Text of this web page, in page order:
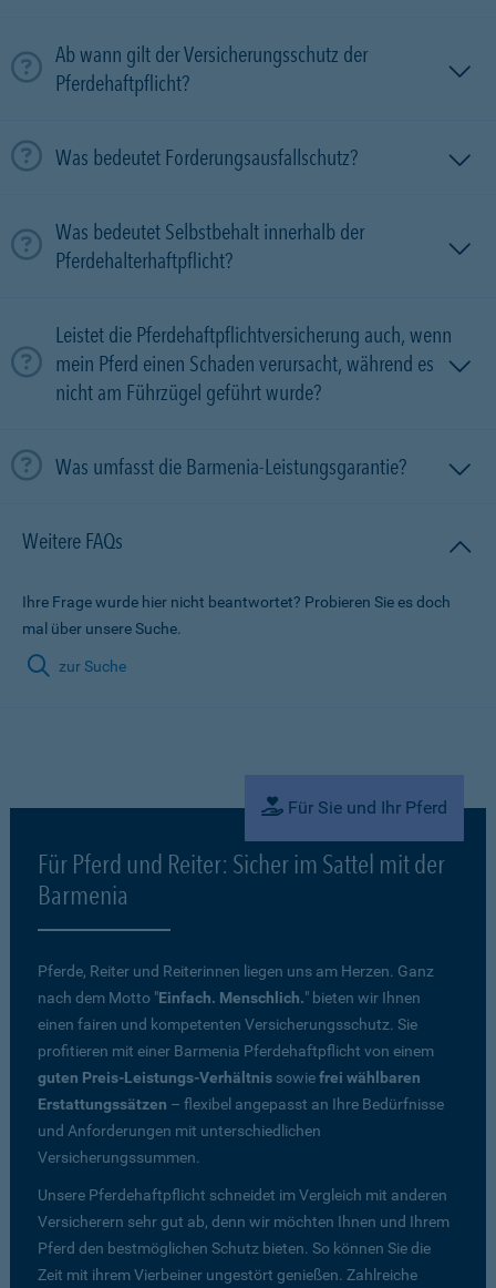
Ab wann gilt der Versicherungsschutz der
Pferdehaftpflicht?
Was bedeutet Forderungsausfallschutz?
Was bedeutet Selbstbehalt innerhalb der
Pferdehalterhaftpflicht?
Leistet die Pferdehaftpflichtversicherung auch, wenn
mein Pferd einen Schaden verursacht, während es
nicht am Führzügel geführt wurde?
Was umfasst die Barmenia-Leistungsgarantie?
Weitere FAQs
Ihre Frage wurde hier nicht beantwortet? Probieren Sie es doch
mal über unsere Suche.
zur Suche
Für Sie und Ihr Pferd
Für Pferd und Reiter: Sicher im Sattel mit der
Barmenia
Pferde, Reiter und Reiterinnen liegen uns am Herzen. Ganz
nach dem Motto "Einfach. Menschlich." bieten wir Ihnen
einen fairen und kompetenten Versicherungsschutz. Sie
profitieren mit einer Barmenia Pferdehaftpflicht von einem
guten Preis-Leistungs-Verhältnis sowiefrei wählbaren
Erstattungssätzen – flexibel angepasst an Ihre Bedürfnisse
und Anforderungen mit unterschiedlichen
Versicherungssummen.
Unsere Pferdehaftpflicht schneidet im Vergleich mit anderen
Versicherern sehr gut ab, denn wir möchten Ihnen und Ihrem
Pferd den bestmöglichen Schutz bieten. So können Sie die
Zeit mit ihrem Vierbeiner ungestört genießen. Zahlreiche